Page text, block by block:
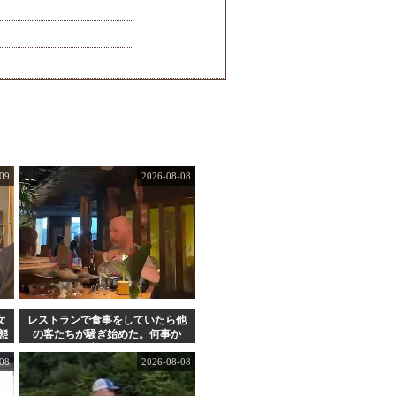
レストランで食事をしていたら他
の客たちが騒ぎ始めた。何事か
2026-08-08
2026-08-08